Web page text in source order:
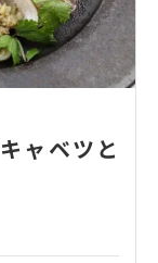
ャベツと